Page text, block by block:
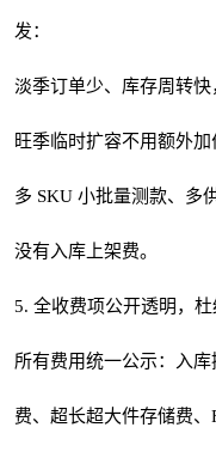
发：
淡季订单少、库存周转快
旺季临时扩容不用额外
多 SKU 小批量测款、多
没有入库上架费。
5. 全收费项公开透明，
所有费用统一公示：入
费、超长超大件存储费